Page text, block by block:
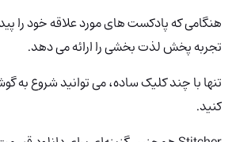
تجربه پخش لذت بخشی را ارائه می دهد.
تنها با چند کلیک ساده، می توانید شروع به
کنید.